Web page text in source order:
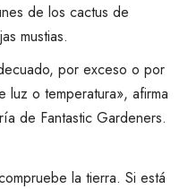
de los cactus de
mustias.
por exceso o por
o temperatura», afirma
de Fantastic Gardeners.
la tierra. Si está